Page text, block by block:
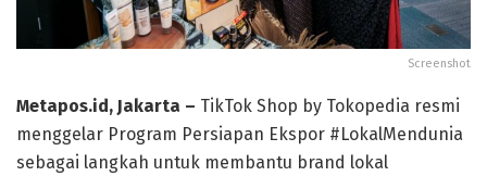
Screenshot
Metapos.id, Jakarta – TikTok Shop by Tokopedia resmi
menggelar Program Persiapan Ekspor #LokalMendunia
sebagai langkah untuk membantu brand lokal